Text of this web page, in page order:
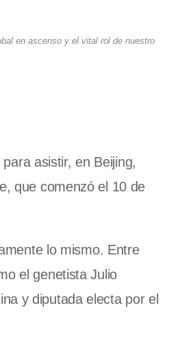
en ascenso y el vital rol de nuestro
asistir, en Beijing,
que comenzó el 10 de
lo mismo. Entre
el genetista Julio
y diputada electa por el